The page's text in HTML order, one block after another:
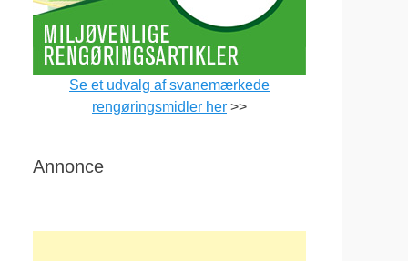
Se et udvalg af svanemærkede
rengøringsmidler her >>
Annonce